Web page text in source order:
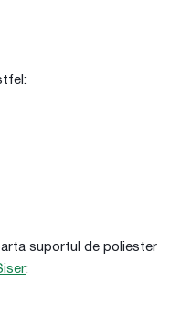
suportul de poliester
: